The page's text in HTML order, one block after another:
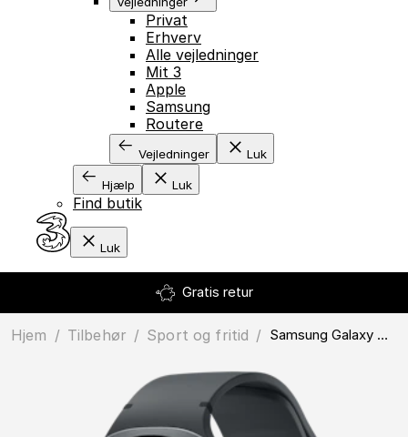
Privat
Erhverv
Alle vejledninger
Mit 3
Apple
Samsung
Routere
Vejledninger Luk
Hjælp Luk
Find butik
Luk
Gratis retur
Hjem / Tilbehør / sport og fritid / Samsung Galaxy Watch8 44mm eSim